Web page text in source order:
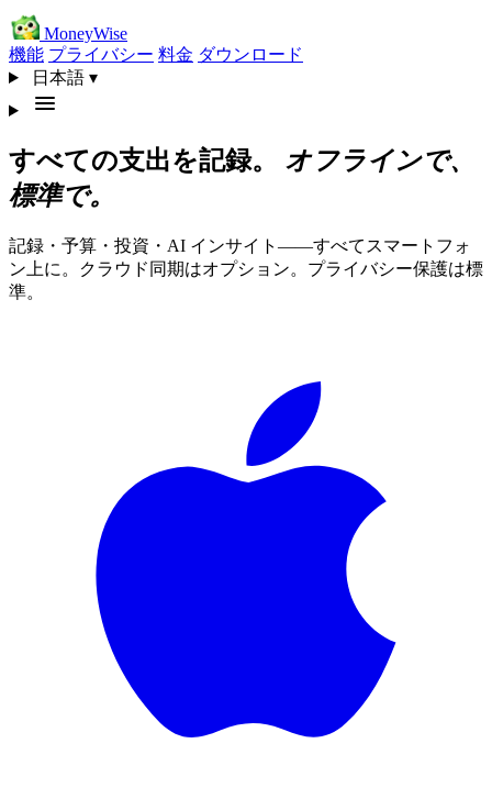
MoneyWise
機能 プライバシー 料金 ダウンロード
日本語 ▾
すべての支出を記録。 オフラインで、
標準で。
記録・予算・投資・AI インサイト——すべてスマートフォ
ン上に。クラウド同期はオプション。プライバシー保護は標
準。